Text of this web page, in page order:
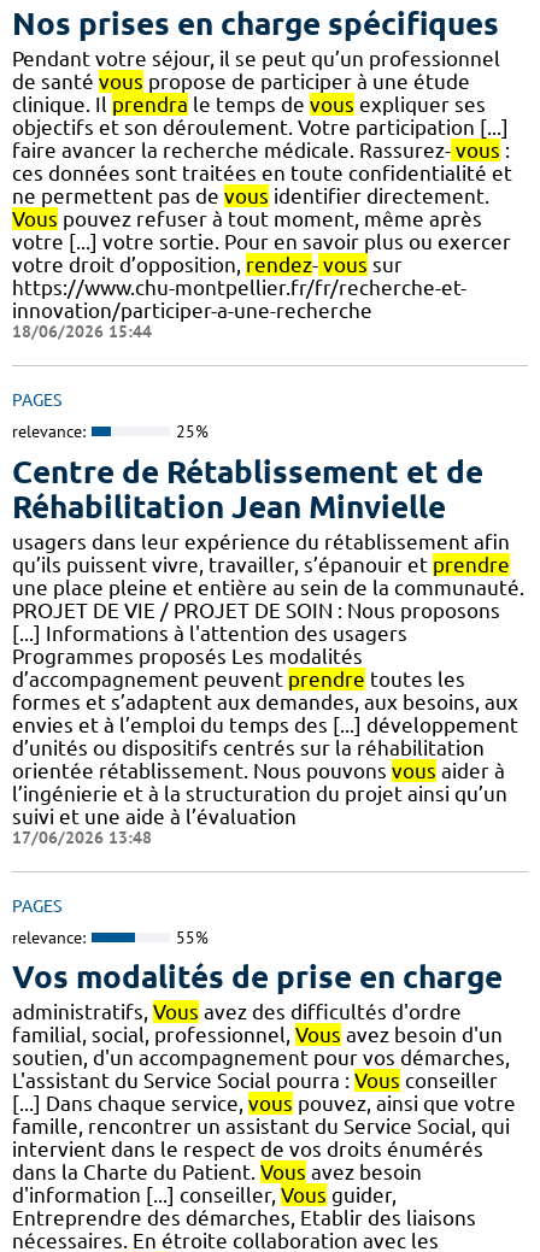
Nos prises en charge spécifiques
Pendant votre séjour, il se peut qu’un professionnel
de santé vous propose de participer à une étude
clinique. Il prendra le temps de vous expliquer ses
objectifs et son déroulement. Votre participation [...]
faire avancer la recherche médicale. Rassurez- vous :
ces données sont traitées en toute confidentialité et
ne permettent pas de vous identifier directement.
Vous pouvez refuser à tout moment, même après
votre [...] votre sortie. Pour en savoir plus ou exercer
votre droit d’opposition, rendez- vous sur
https://www.chu-montpellier.fr/fr/recherche-et-
innovation/participer-a-une-recherche
18/06/2026 15:44
PAGES
relevance: 25%
Centre de Rétablissement et de
Réhabilitation Jean Minvielle
usagers dans leur expérience du rétablissement afin
qu’ils puissent vivre, travailler, s’épanouir et prendre
une place pleine et entière au sein de la communauté.
PROJET DE VIE / PROJET DE SOIN : Nous proposons
[...] Informations à l'attention des usagers
Programmes proposés Les modalités
d’accompagnement peuvent prendre toutes les
formes et s’adaptent aux demandes, aux besoins, aux
envies et à l’emploi du temps des [...] développement
d’unités ou dispositifs centrés sur la réhabilitation
orientée rétablissement. Nous pouvons vous aider à
l’ingénierie et à la structuration du projet ainsi qu’un
suivi et une aide à l’évaluation
17/06/2026 13:48
PAGES
relevance: 55%
Vos modalités de prise en charge
administratifs, Vous avez des difficultés d'ordre
familial, social, professionnel, Vous avez besoin d'un
soutien, d'un accompagnement pour vos démarches,
L'assistant du Service Social pourra : Vous conseiller
[...] Dans chaque service, vous pouvez, ainsi que votre
famille, rencontrer un assistant du Service Social, qui
intervient dans le respect de vos droits énumérés
dans la Charte du Patient. Vous avez besoin
d'information [...] conseiller, Vous guider,
Entreprendre des démarches, Etablir des liaisons
nécessaires. En étroite collaboration avec les